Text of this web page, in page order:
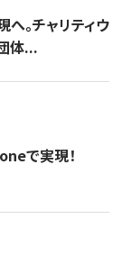
へ。チャリティウ
体...
で実現！